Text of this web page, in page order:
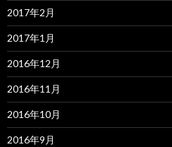
2017年2月
2017年1月
2016年12月
2016年11月
2016年10月
2016年9月